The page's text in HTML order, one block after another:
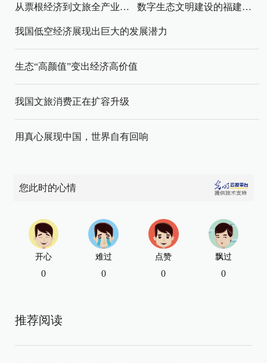
从票根经济到文旅全产业链升级 数字生态文明建设的福建路径与启示
我国低空经济展现出巨大的发展潜力
生态“高颜值”变出经济高价值
我国文旅消费正在扩容升级
用真心展现中国，世界自有回响
您此时的心情
开心
0
难过
0
点赞
0
飘过
0
推荐阅读